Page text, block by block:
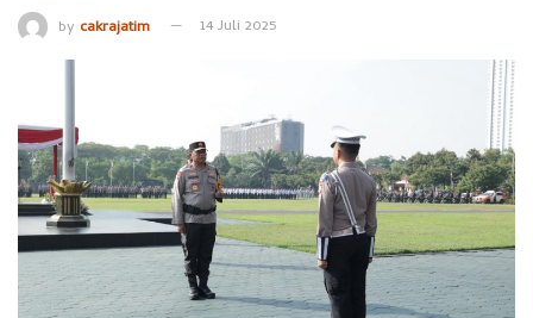
by cakrajatim 14 Juli 2025